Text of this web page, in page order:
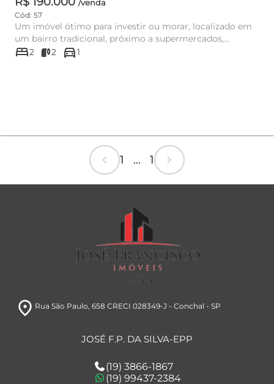
/venda
Cód: 57
Um imóvel ótimo para investir ou morar, localizado em
um bairro tradicional, próximo a supermercados,
farmácia, escola e...
bed2 2 directions_car1
chevron_left 1 ... 1 chevron_right
room Rua São Paulo, 658 CRECI 028349-J - Conchal - SP
JOSÉ F.P. DA SILVA-EPP
(19) 3866-1867
(19) 99437-2384